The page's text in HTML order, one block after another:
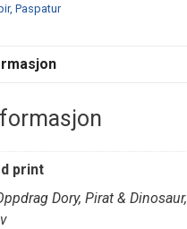
Paspatur
print
Dory, Pirat & Dinosaur,